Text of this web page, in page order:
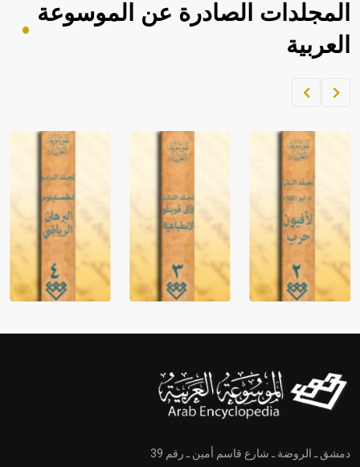
المجلدات الصادرة عن الموسوعة
العربية
دمشق ـ الروضة ـ شارع قاسم أمين ـ رقم 39